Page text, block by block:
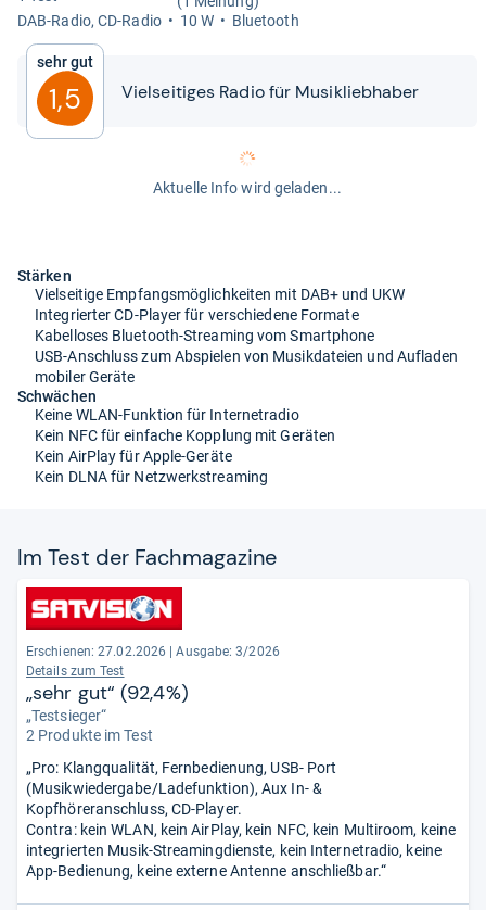
DAB-​Radio, CD-​Radio
10 W Blue­tooth
Sehr gut
1,5 Viel­sei­ti­ges Radio für Musik­lieb­ha­ber
Aktuelle Info wird geladen...
Stärken
Vielseitige Empfangsmöglichkeiten mit DAB+ und UKW
Integrierter CD-Player für verschiedene Formate
Kabelloses Bluetooth-Streaming vom Smartphone
USB-Anschluss zum Abspielen von Musikdateien und Aufladen
mobiler Geräte
Schwächen
Keine WLAN-Funktion für Internetradio
Kein NFC für einfache Kopplung mit Geräten
Kein AirPlay für Apple-Geräte
Kein DLNA für Netzwerkstreaming
Im Test der Fach­ma­ga­zine
Erschienen:27.02.2026
Ausgabe: 3/2026
Details zum Test
„sehr gut“ (92,4%)
„Testsieger“
2 Produkte im Test
„Pro: Klangqualität, Fernbedienung, USB- Port
(Musikwiedergabe/Ladefunktion), Aux In- &
Kopfhöreranschluss, CD-Player.
Contra: kein WLAN, kein AirPlay, kein NFC, kein Multiroom, keine
integrierten Musik-Streamingdienste, kein Internetradio, keine
App-Bedienung, keine externe Antenne anschließbar.“